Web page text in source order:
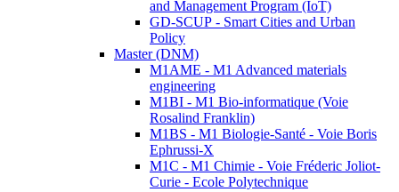
and Management Program (IoT)
GD-SCUP - Smart Cities and Urban
Policy
Master (DNM)
M1AME - M1 Advanced materials
engineering
M1BI - M1 Bio-informatique (Voie
Rosalind Franklin)
M1BS - M1 Biologie-Santé - Voie Boris
Ephrussi-X
M1C - M1 Chimie - Voie Fréderic Joliot-
Curie - Ecole Polytechnique